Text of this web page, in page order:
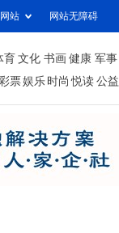
站 网站无障碍
育 文化 书画 健康 军事
彩票娱乐 时尚 悦读 公益